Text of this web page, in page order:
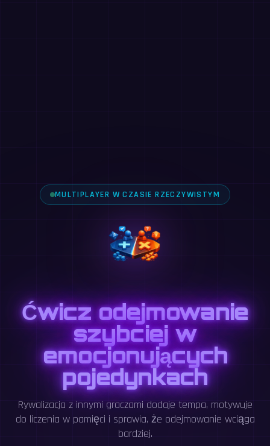
MULTIPLAYER W CZASIE RZECZYWISTYM
Ćwicz odejmowanie
szybciej w
emocjonujących
pojedynkach
Rywalizacja z innymi graczami dodaje tempa, motywuje
do liczenia w pamięci i sprawia, że odejmowanie wciąga
bardziej.